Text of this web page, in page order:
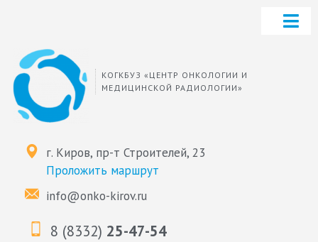
КОГКБУЗ «ЦЕНТР ОНКОЛОГИИ И
МЕДИЦИНСКОЙ РАДИОЛОГИИ»
г. Киров, пр-т Строителей, 23
Проложить маршрут
info@onko-kirov.ru
8 (8332) 25-47-54